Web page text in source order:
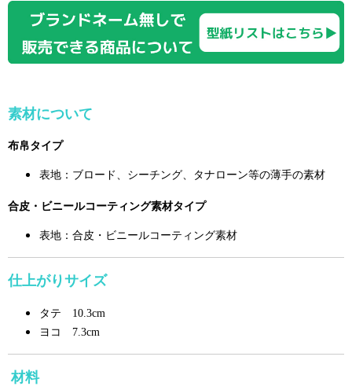
素材について
布帛タイプ
表地：ブロード、シーチング、タナローン等の薄手の素材
合皮・ビニールコーティング素材タイプ
表地：合皮・ビニールコーティング素材
仕上がりサイズ
タテ 10.3cm
ヨコ 7.3cm
材料